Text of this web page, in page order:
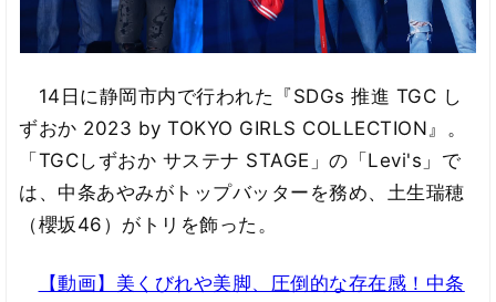
14日に静岡市内で行われた『SDGs 推進 TGC し
ずおか 2023 by TOKYO GIRLS COLLECTION』。
「TGCしずおか サステナ STAGE」の「Levi's」で
は、中条あやみがトップバッターを務め、土生瑞穂
（櫻坂46）がトリを飾った。
【動画】美くびれや美脚、圧倒的な存在感！中条